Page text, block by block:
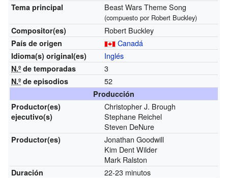
Tema principal Beast Wars Theme Song
(compuesto por Robert Buckley)
Compositor(es) Robert Buckley
País de origen Canadá
Idioma(s) original(es) Inglés
N.º de temporadas 3
N.º de episodios 52
Producción
Productor(es)
ejecutivo(s)
Christopher J. Brough
Stephane Reichel
Steven DeNure
Productor(es)
Jonathan Goodwill
Kim Dent Wilder
Mark Ralston
Duración 22-23 minutos